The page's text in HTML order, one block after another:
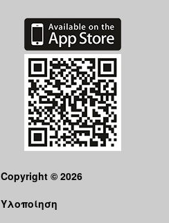
Copyright © 2026
Υλοποίηση